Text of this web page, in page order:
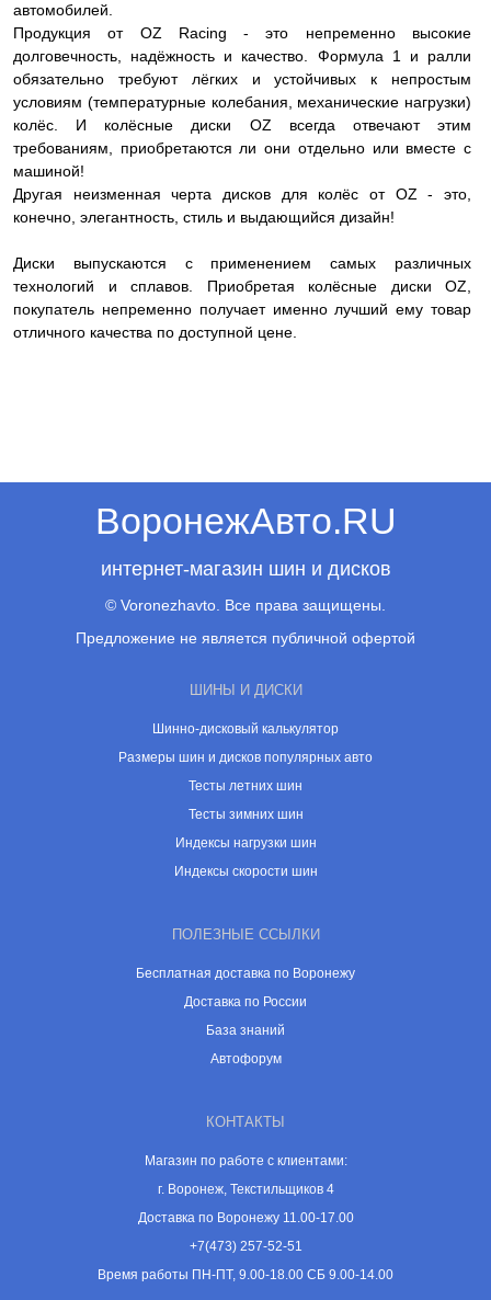
автомобилей.
Продукция от OZ Racing - это непременно высокие
долговечность, надёжность и качество. Формула 1 и ралли
обязательно требуют лёгких и устойчивых к непростым
условиям (температурные колебания, механические нагрузки)
колёс. И колёсные диски OZ всегда отвечают этим
требованиям, приобретаются ли они отдельно или вместе с
машиной!
Другая неизменная черта дисков для колёс от OZ - это,
конечно, элегантность, стиль и выдающийся дизайн!
Диски выпускаются с применением самых различных
технологий и сплавов. Приобретая колёсные диски OZ,
покупатель непременно получает именно лучший ему товар
отличного качества по доступной цене.
ВоронежАвто.RU
интернет-магазин шин и дисков
© Voronezhavto. Все права защищены.
Предложение не является публичной офертой
ШИНЫ И ДИСКИ
Шинно-дисковый калькулятор
Размеры шин и дисков популярных авто
Тесты летних шин
Тесты зимних шин
Индексы нагрузки шин
Индексы скорости шин
ПОЛЕЗНЫЕ ССЫЛКИ
Бесплатная доставка по Воронежу
Доставка по России
База знаний
Автофорум
КОНТАКТЫ
Магазин по работе с клиентами:
г. Воронеж, Текстильщиков 4
Доставка по Воронежу 11.00-17.00
+7(473) 257-52-51
Время работы ПН-ПТ, 9.00-18.00 СБ 9.00-14.00